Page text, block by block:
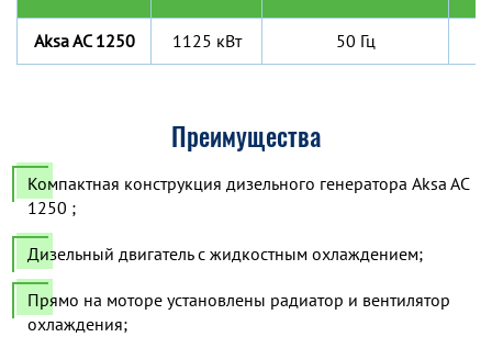
Aksa AC 1250 1125 кВт 50 Гц
Преимущества
Компактная конструкция дизельного генератора Aksa AC
1250 ;
Дизельный двигатель с жидкостным охлаждением;
Прямо на моторе установлены радиатор и вентилятор
охлаждения;